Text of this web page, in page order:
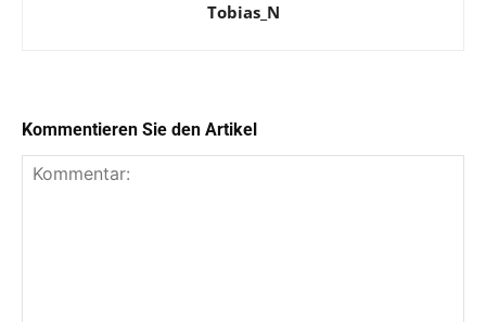
Tobias_N
Kommentieren Sie den Artikel